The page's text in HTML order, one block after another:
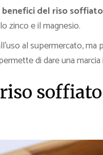
benefici del riso soffiato
zinco e il magnesio.
al supermercato, ma
di dare una